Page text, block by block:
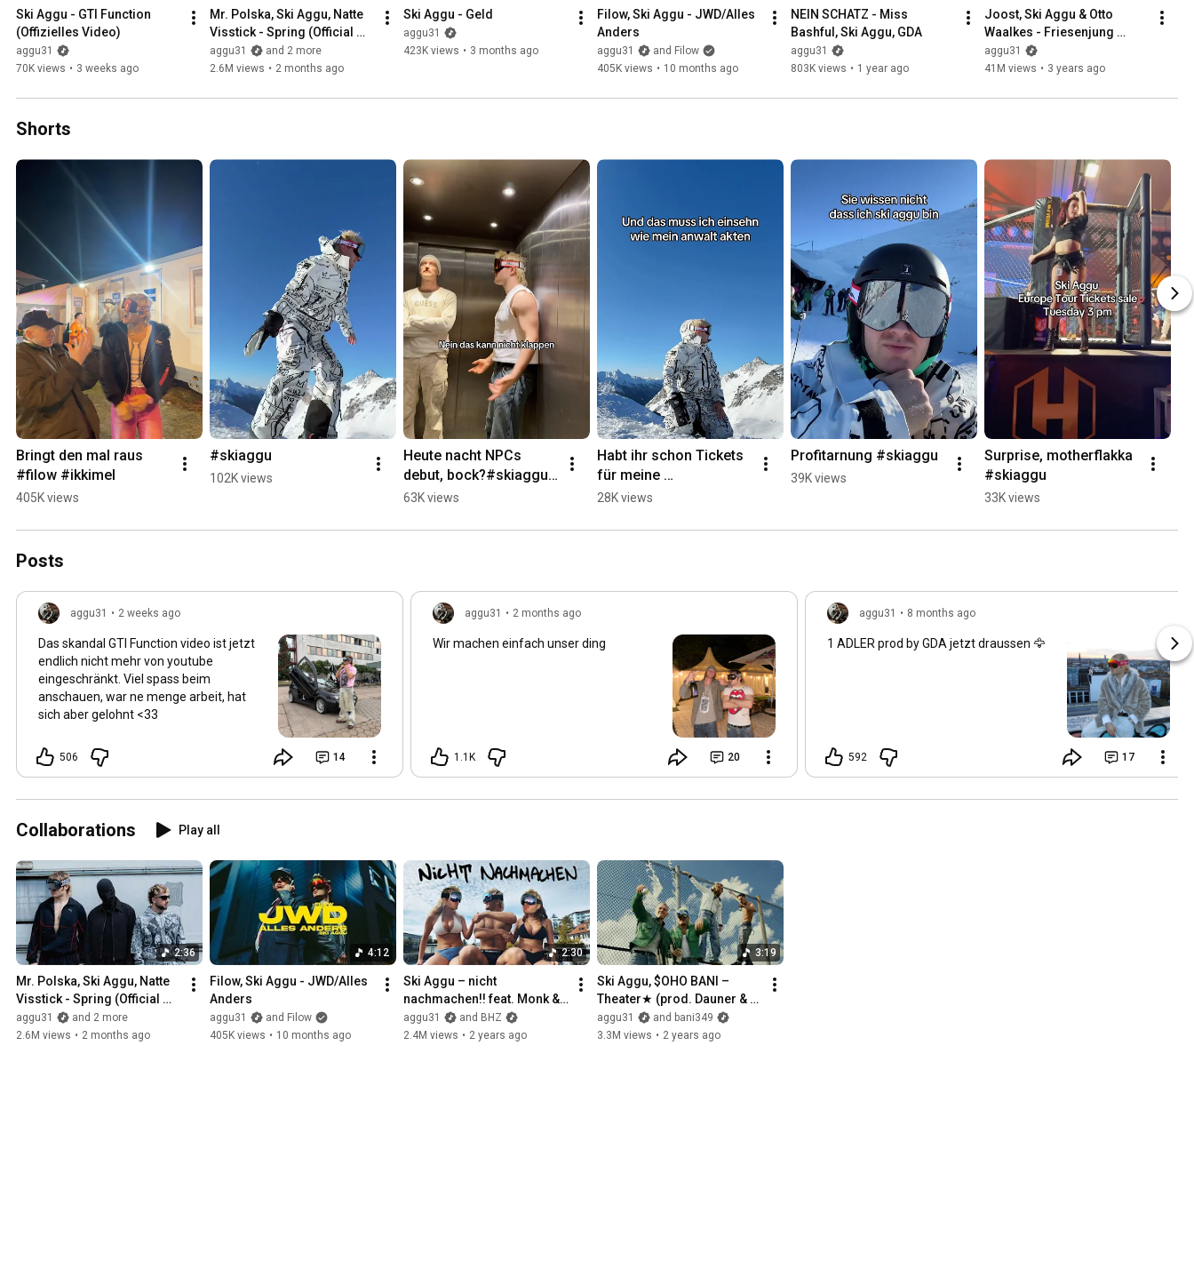
VIDEO CREDITS
Konzept: Ski Aggu, Jannik Dietz
Director: Jannik Dietz, Max Heeb, Ski Aggu
Producer: Jana Kircher
1st AC: Matthis Meier
Grip: 4Grips
Edit: Till Tinsky
Content: Laurenz Huppertz
Danke an iAMYELLOW & bigmoneygarage
Ski Aggu - GTI Function
(Offizielles Video)
aggu31
70K views • 3 weeks ago
Mr. Polska, Ski Aggu, Natte
Visstick - Spring (Official
Video)
aggu31
and 2 more
2.6M views • 2 months ago
Ski Aggu - Geld
aggu31
423K views • 3 months ago
Filow, Ski Aggu - JWD/Alles
Anders
aggu31
and Filow
405K views • 10 months ago
NEIN SCHATZ - Miss
Bashful, Ski Aggu, GDA
aggu31
803K views • 1 year ago
Joost, Ski Aggu & Otto
Waalkes - Friesenjung
(Official Video)
aggu31
41M views • 3 years ago
Shorts
Bringt den mal raus
#filow #ikkimel
405K views
#skiaggu
102K views
Heute nacht NPCs
debut, bock?#skiaggu
#ritterlean
63K views
Habt ihr schon Tickets
für meine
Welttournee?! Am
#skiaggu
28K views
Profitarnung #skiaggu
39K views
Surprise, motherflakka
#skiaggu
33K views
Posts
aggu31 • 2 weeks ago
Das skandal GTI Function video ist jetzt
endlich nicht mehr von youtube
eingeschränkt. Viel spass beim
anschauen, war ne menge arbeit, hat
sich aber gelohnt <33
506 14
aggu31 • 2 months ago
Wir machen einfach unser ding
1.1K 20
aggu31 • 8 months ago
1 ADLER prod by GDA jetzt draussen 🦅
592 17
Collaborations Play all
2:36
Mr. Polska, Ski Aggu, Natte
Visstick - Spring (Official
Video)
aggu31
and 2 more
2.6M views • 2 months ago
4:12
Filow, Ski Aggu - JWD/Alles
Anders
aggu31
and Filow
405K views • 10 months ago
2:30
Ski Aggu – nicht
nachmachen!! feat. Monk &
Longus Mongus (prod. nilly
& Oh.no.ty)
aggu31
and BHZ
2.4M views • 2 years ago
3:19
Ski Aggu, $OHO BANI –
Theater★ (prod. Dauner &
Ericson)
aggu31
and bani349
3.3M views • 2 years ago